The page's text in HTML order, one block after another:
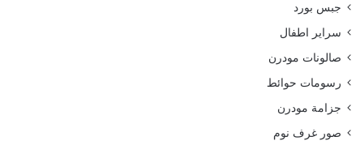
جبس بورد
سراير اطفال
صالونات مودرن
رسومات حوائط
جزامة مودرن
صور غرف نوم